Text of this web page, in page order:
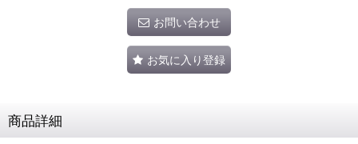
お問い合わせ
お気に入り登録
商品詳細